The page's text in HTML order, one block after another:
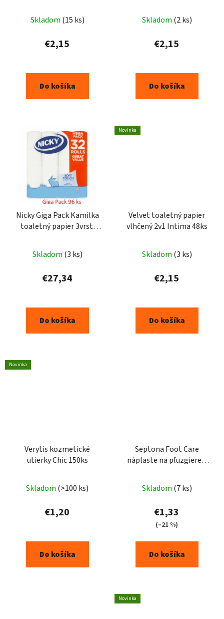
Skladom (15 ks)
€2,15
Do košíka
Skladom (2 ks)
€2,15
Do košíka
Nicky Giga Pack Kamilka
toaletný papier 3vrst.
hodnotenie
produktu
je
Skladom (3 ks)
€27,34
Do košíka
Novinka
Velvet toaletný papier
vlhčený 2v1 Intima 48ks
Skladom (3 ks)
€2,15
Do košíka
Novinka
Verytis kozmetické
utierky Chic 150ks
Skladom (>100 ks)
€1,20
Do košíka
Septona Foot Care
náplaste na pľuzgiere 5
Skladom (7 ks)
€1,33
(–21 %)
Do košíka
Novinka